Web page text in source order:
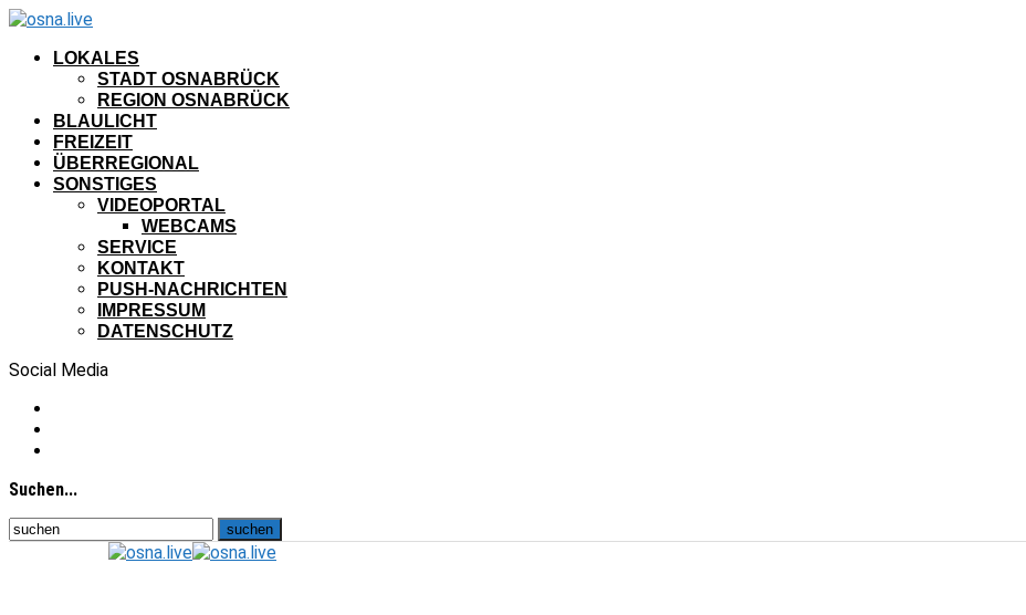
LOKALES
STADT OSNABRÜCK
REGION OSNABRÜCK
BLAULICHT
FREIZEIT
ÜBERREGIONAL
SONSTIGES
VIDEOPORTAL
WEBCAMS
SERVICE
KONTAKT
PUSH-NACHRICHTEN
IMPRESSUM
DATENSCHUTZ
Social Media
Suchen...